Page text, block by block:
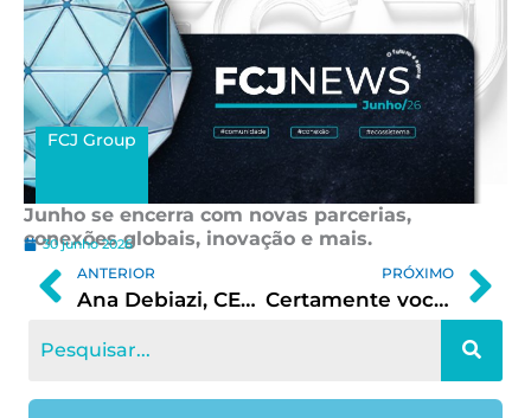
FCJ Group
Junho se encerra com novas parcerias,
conexões globais, inovação e mais.
30 junho 2026
Prev
ANTERIOR
Ana Debiazi, CEO da Leonora Ventures, explica o funcionamento de uma venture builder
PRÓXIMO
Certamente você já deve ter ouvido algo sobre Comunidades